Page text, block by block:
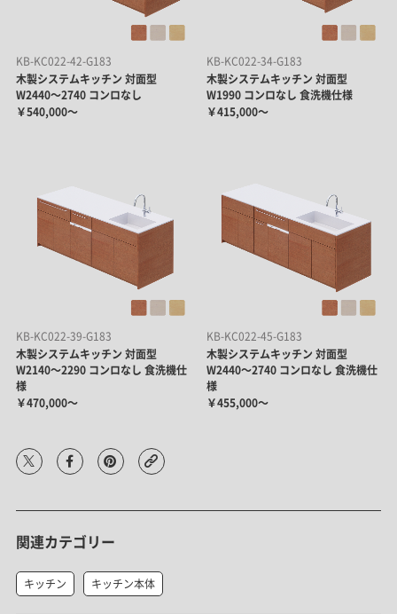
KB-KC022-42-G183
木製システムキッチン 対面型
W2440～2740 コンロなし
￥540,000～
KB-KC022-34-G183
木製システムキッチン 対面型
W1990 コンロなし 食洗機仕様
￥415,000～
KB-KC022-39-G183
木製システムキッチン 対面型
W2140～2290 コンロなし 食洗機仕
様
￥470,000～
KB-KC022-45-G183
木製システムキッチン 対面型
W2440～2740 コンロなし 食洗機仕
様
￥455,000～
関連カテゴリー
キッチン キッチン本体